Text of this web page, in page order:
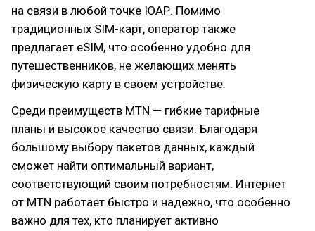
на связи в любой точке ЮАР. Помимо
традиционных SIM-карт, оператор также
предлагает eSIM, что особенно удобно для
путешественников, не желающих менять
физическую карту в своем устройстве.
Среди преимуществ MTN — гибкие тарифные
планы и высокое качество связи. Благодаря
большому выбору пакетов данных, каждый
сможет найти оптимальный вариант,
соответствующий своим потребностям. Интернет
от MTN работает быстро и надежно, что особенно
важно для тех, кто планирует активно